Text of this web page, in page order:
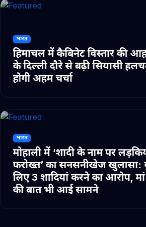
भारत
हिमाचल में कैबिनेट विस्तार की
के दिल्ली दौरे से बढ़ी सियासी
होगी अहम चर्चा
भारत
मोहाली में ‘शादी के नाम पर
फरोख्त’ का सनसनीखेज खुलासा:
लिए 3 शादियां करने का आरोप,
की बात भी आई सामने